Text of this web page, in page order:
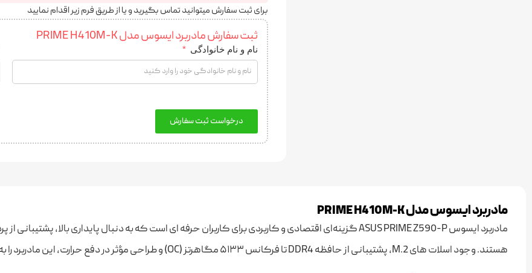
برای ثبت سفارش میتوانید تماس بگیرید و یا از طریق فرم زیر اقدام نمایید
ثبت سفارش مادربرد ایسوس مدل PRIME H410M-K
نام و نام خانوادگی
درخواست ثبت سفارش
مادربرد ایسوس مدل PRIME H410M-K
هستند. وجود اسلات‌ های M.2، پشتیبانی از حافظه DDR4 تا فرکانس ۵۱۳۳ مگاهرتز (OC) و طراحی مؤثر در دفع حرارت، این مادربرد را به انتخابی قابل‌ اتکا برای کاربری‌ های متنوع بدل کرده است.